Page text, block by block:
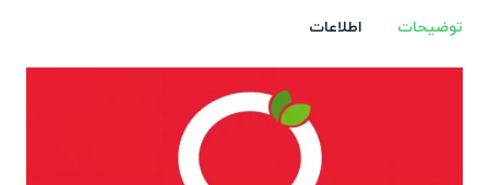
توضیحات اطلاعات